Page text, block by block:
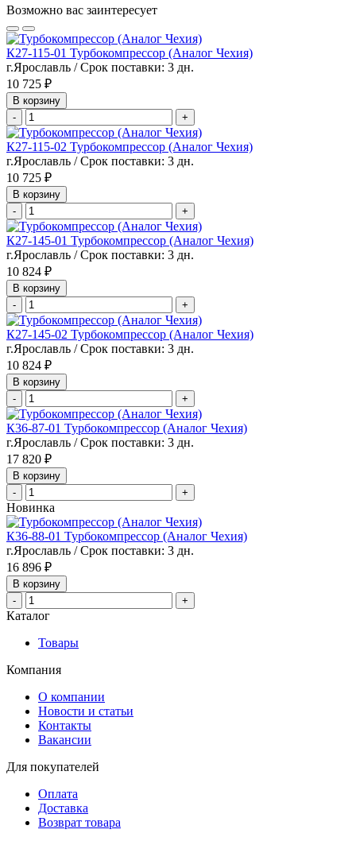
Возможно вас заинтересует
К27-115-01 Турбокомпрессор (Аналог Чехия)
г.Ярославль / Срок поставки: 3 дн.
10 725 ₽
В корзину
-
+
К27-115-02 Турбокомпрессор (Аналог Чехия)
г.Ярославль / Срок поставки: 3 дн.
10 725 ₽
В корзину
-
+
К27-145-01 Турбокомпрессор (Аналог Чехия)
г.Ярославль / Срок поставки: 3 дн.
10 824 ₽
В корзину
-
+
К27-145-02 Турбокомпрессор (Аналог Чехия)
г.Ярославль / Срок поставки: 3 дн.
10 824 ₽
В корзину
-
+
К36-87-01 Турбокомпрессор (Аналог Чехия)
г.Ярославль / Срок поставки: 3 дн.
17 820 ₽
В корзину
-
+
Новинка
К36-88-01 Турбокомпрессор (Аналог Чехия)
г.Ярославль / Срок поставки: 3 дн.
16 896 ₽
В корзину
-
+
Каталог
Товары
Компания
О компании
Новости и статьи
Контакты
Вакансии
Для покупателей
Оплата
Доставка
Возврат товара